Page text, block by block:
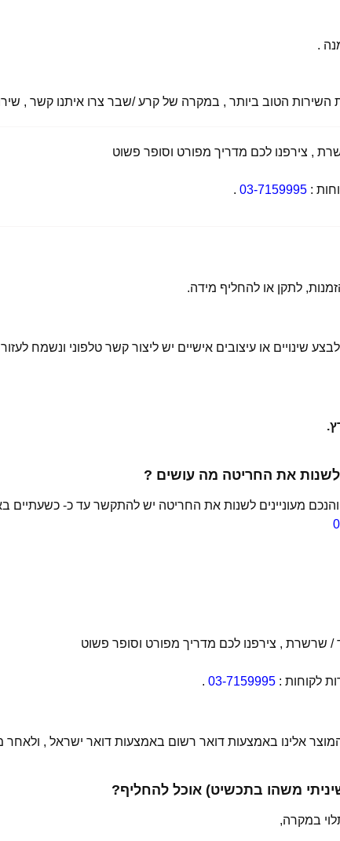
.
השירות הטוב ביותר , במקרה של קרע /שבר צרו איתנו קשר ,
, צירפנו לכם מדריך מפורט וסופר פשוט
:
03-7159995
.
שינויים או עיצובים אישיים יש ליצור קשר טלפוני ונשמח
לשנות את החריטה מה עושים ?
מעוניינים לשנות את החריטה יש להתקשר עד כ- כשעתיים
, צירפנו לכם מדריך מפורט וסופר פשוט
לקוחות : 03-7159995
.
אלינו באמצעות דואר רשום באמצעות דואר ישראל , ולאחר
משהו בתכשיט) אוכל להחליף?